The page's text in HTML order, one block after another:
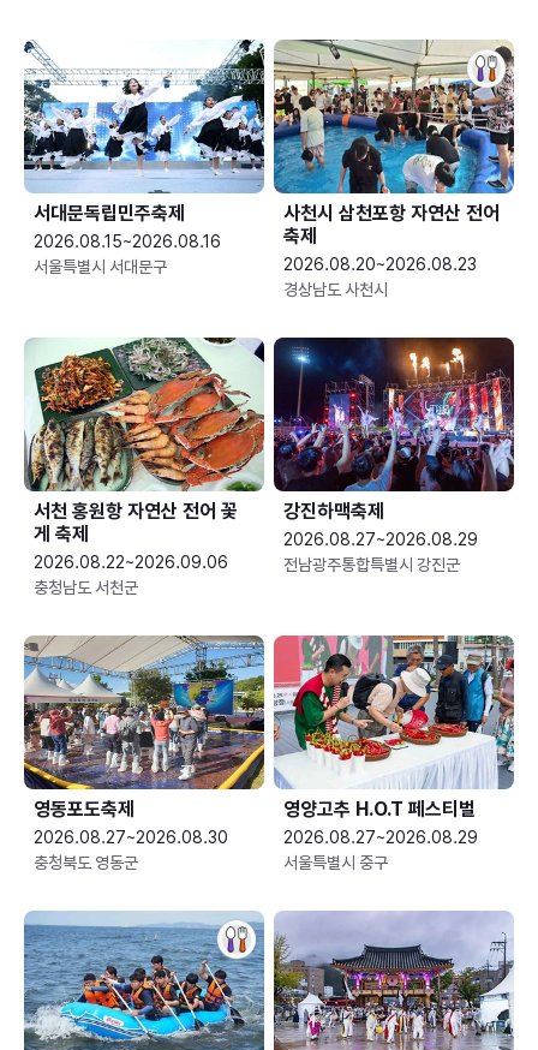
서대문독립민주축제
2026.08.15~2026.08.16
서울특별시 서대문구
사천시 삼천포항 자연산 전어
축제
2026.08.20~2026.08.23
경상남도 사천시
서천 홍원항 자연산 전어 꽃
게 축제
2026.08.22~2026.09.06
충청남도 서천군
강진하맥축제
2026.08.27~2026.08.29
전남광주통합특별시 강진군
영동포도축제
2026.08.27~2026.08.30
충청북도 영동군
영양고추 H.O.T 페스티벌
2026.08.27~2026.08.29
서울특별시 중구